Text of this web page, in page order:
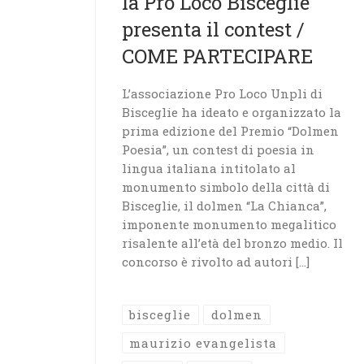
presenta il contest /
COME PARTECIPARE
L’associazione Pro Loco Unpli di
Bisceglie ha ideato e organizzato la
prima edizione del Premio “Dolmen
Poesia”, un contest di poesia in
lingua italiana intitolato al
monumento simbolo della città di
Bisceglie, il dolmen “La Chianca”,
imponente monumento megalitico
risalente all’età del bronzo medio. Il
concorso è rivolto ad autori […]
bisceglie
dolmen
maurizio evangelista